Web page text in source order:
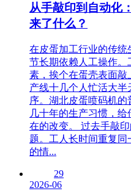
从手敲印到自动化
来了什么？
在皮蛋加工行业的传
节长期依赖人工操作
素，挨个在蛋壳表面敲
产线十几个人忙活大
序。湖北皮蛋喷码机
几十年的生产习惯，
在的改变。 过去手敲
题。工人长时间重复同
的情...
29
2026-06